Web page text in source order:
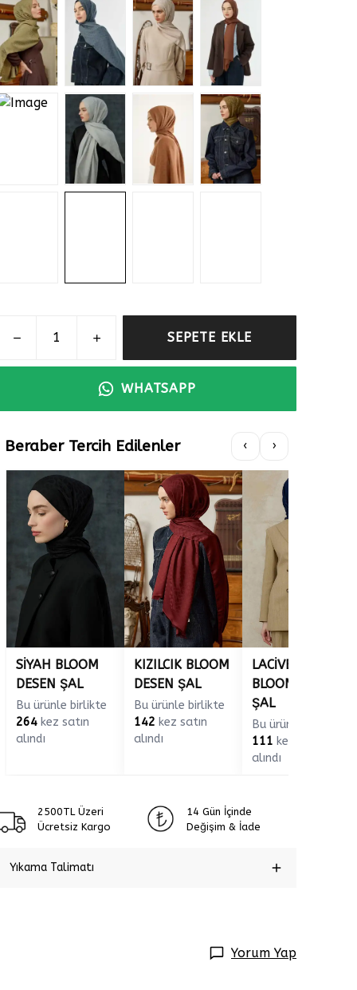
SEPETE EKLE
WHATSAPP
Beraber Tercih Edilenler ‹ ›
SİYAH BLOOM
DESEN ŞAL
Bu ürünle birlikte
264 kez satın
alındı
KIZILCIK BLOOM
DESEN ŞAL
Bu ürünle birlikte
142 kez satın
alındı
LACİVERT
BLOOM DESEN
ŞAL
Bu ürünle birlikte
111 kez satın
alındı
2500TL Üzeri
Ücretsiz Kargo
14 Gün İçinde
Değişim & İade
Yıkama Talimatı
Yorum Yap